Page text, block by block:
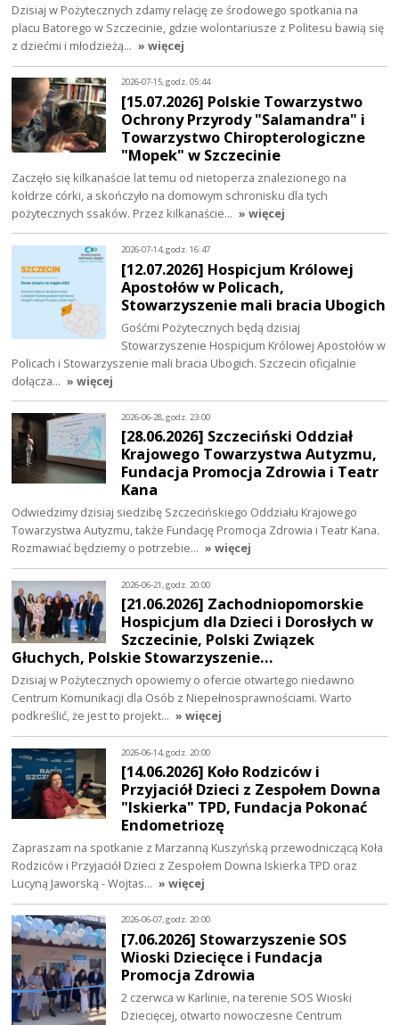
Dzisiaj w Pożytecznych zdamy relację ze środowego spotkania na
placu Batorego w Szczecinie, gdzie wolontariusze z Politesu bawią się
z dziećmi i młodzieżą… » więcej
2026-07-15, godz. 05:44
[15.07.2026] Polskie Towarzystwo
Ochrony Przyrody "Salamandra" i
Towarzystwo Chiropterologiczne
"Mopek" w Szczecinie
Zaczęło się kilkanaście lat temu od nietoperza znalezionego na
kołdrze córki, a skończyło na domowym schronisku dla tych
pożytecznych ssaków. Przez kilkanaście… » więcej
2026-07-14, godz. 16:47
[12.07.2026] Hospicjum Królowej
Apostołów w Policach,
Stowarzyszenie mali bracia Ubogich
Gośćmi Pożytecznych będą dzisiaj
Stowarzyszenie Hospicjum Królowej Apostołów w
Policach i Stowarzyszenie mali bracia Ubogich. Szczecin oficjalnie
dołącza… » więcej
2026-06-28, godz. 23:00
[28.06.2026] Szczeciński Oddział
Krajowego Towarzystwa Autyzmu,
Fundacja Promocja Zdrowia i Teatr
Kana
Odwiedzimy dzisiaj siedzibę Szczecińskiego Oddziału Krajowego
Towarzystwa Autyzmu, także Fundację Promocja Zdrowia i Teatr Kana.
Rozmawiać będziemy o potrzebie… » więcej
2026-06-21, godz. 20:00
[21.06.2026] Zachodniopomorskie
Hospicjum dla Dzieci i Dorosłych w
Szczecinie, Polski Związek
Głuchych, Polskie Stowarzyszenie…
Dzisiaj w Pożytecznych opowiemy o ofercie otwartego niedawno
Centrum Komunikacji dla Osób z Niepełnosprawnościami. Warto
podkreślić, że jest to projekt… » więcej
2026-06-14, godz. 20:00
[14.06.2026] Koło Rodziców i
Przyjaciół Dzieci z Zespołem Downa
"Iskierka" TPD, Fundacja Pokonać
Endometriozę
Zapraszam na spotkanie z Marzanną Kuszyńską przewodniczącą Koła
Rodziców i Przyjaciół Dzieci z Zespołem Downa Iskierka TPD oraz
Lucyną Jaworską - Wojtas… » więcej
2026-06-07, godz. 20:00
[7.06.2026] Stowarzyszenie SOS
Wioski Dziecięce i Fundacja
Promocja Zdrowia
2 czerwca w Karlinie, na terenie SOS Wioski
Dziecięcej, otwarto nowoczesne Centrum